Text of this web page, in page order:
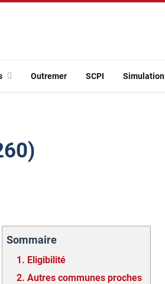
Outremer SCPI Simulation
Sommaire
1. Eligibilité
2. Autres communes proches